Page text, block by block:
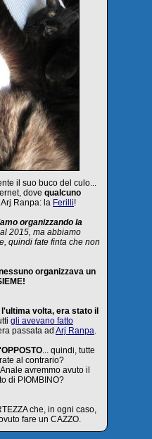
il suo buco del culo...
dove qualcuno
Ranpa: la Ferilli!
organizzando la
2015, ma abbiamo
quindi fate finta che non
organizzava un
l'ultima volta, era stato il
gli avevano fatto
passata ad Arj Ranpa.
... quindi, tutte
al contrario?
avremmo avuto il
di PIOMBINO?
che, in ogni caso,
fare un CAZZO.